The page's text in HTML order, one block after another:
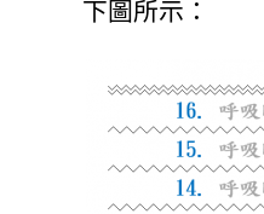
下圖所示：